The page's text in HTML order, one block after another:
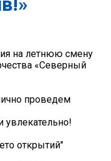
на летнюю смену
«Северный
проведем
увлекательно!
открытий"